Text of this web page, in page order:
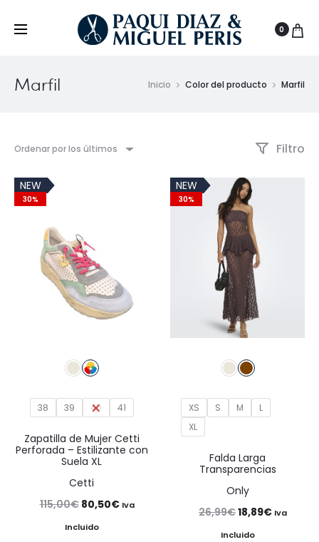
0
Marfil Inicio Color del producto Marfil
Ordenar por los últimos Filtro
NEW
30%
38 39 40 41
Zapatilla de Mujer Cetti
Perforada – Estilizante con
Suela XL
Cetti
115,00€ El
precio
80,50€ElIva
Incluido
NEW
30%
XS S M
L
XL
Falda Larga
Transparencias
Only
26,99€El
precio
18,89€ElIva
Incluido